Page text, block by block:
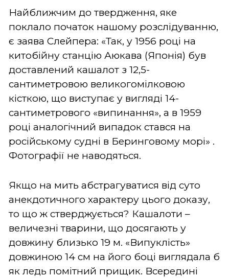
Найближчим до твердження, яке
поклало початок нашому розслідуванню,
є заява Слейпера: «Так, у 1956 році на
китобійну станцію Аюкава (Японія) був
доставлений кашалот з 12,5-
сантиметровою великогомілковою
кісткою, що виступає у вигляді 14-
сантиметрового «випинання», а в 1959
році аналогічний випадок стався на
російському судні в Беринговому морі» .
Фотографії не наводяться.
Якщо на мить абстрагуватися від суто
анекдотичного характеру цього доказу,
то що ж стверджується? Кашалоти –
величезні тварини, що досягають у
довжину близько 19 м. «Випуклість»
довжиною 14 см на його боці виглядала б
як ледь помітний прищик. Всередині